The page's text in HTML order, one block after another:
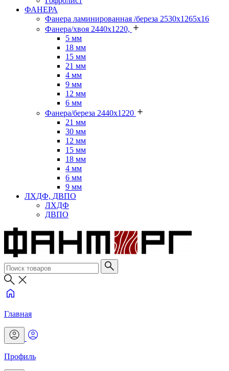
ФАНЕРА
Фанера ламинированная /береза 2530х1265х16
Фанера/хвоя 2440х1220,
5 мм
18 мм
15 мм
21 мм
4 мм
9 мм
12 мм
6 мм
Фанера/береза 2440х1220
21 мм
30 мм
12 мм
15 мм
18 мм
4 мм
6 мм
9 мм
ЛХДФ, ДВПО
ЛХДФ
ДВПО
Главная
Профиль